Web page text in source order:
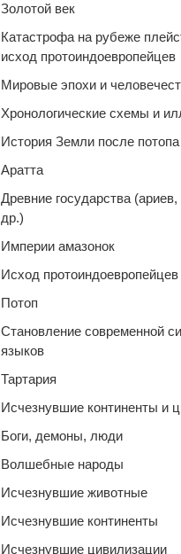
Золотой век
Катастрофа на рубеже
исход протоиндоевропейцев
Мировые эпохи и
Хронологические схемы и
История Земли после
Аратта
Древние государства
др.)
Империи амазонок
Исход протоиндоевропейцев
Потоп
Становление современной
языков
Тартария
Исчезнувшие континенты и
Боги, демоны, люди
Волшебные народы
Исчезнувшие животные
Исчезнувшие континенты
Исчезнувшие цивилизации